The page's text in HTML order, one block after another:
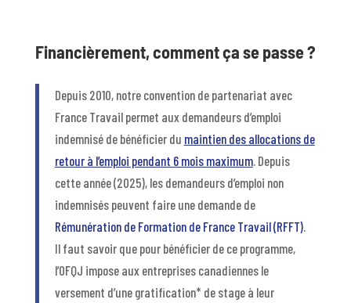
Financièrement, comment ça se passe ?
Depuis 2010, notre convention de partenariat avec
France Travail permet aux demandeurs d’emploi
indemnisé de bénéficier du maintien des allocations de
retour à l’emploi pendant 6 mois maximum. Depuis
cette année (2025), les demandeurs d’emploi non
indemnisés peuvent faire une demande de
Rémunération de Formation de France Travail (RFFT).
Il faut savoir que pour bénéficier de ce programme,
l’OFQJ impose aux entreprises canadiennes le
versement d’une gratification* de stage à leur